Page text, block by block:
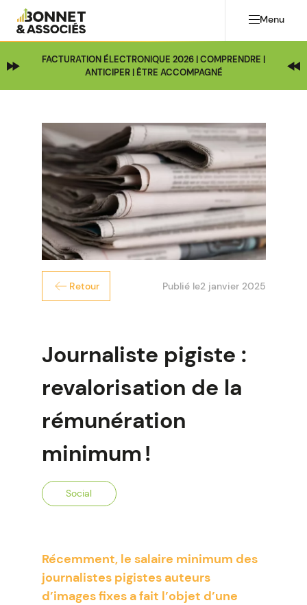
Menu
FACTURATION ÉLECTRONIQUE 2026 | COMPRENDRE |
ANTICIPER | ÊTRE ACCOMPAGNÉ
Retour Publié le2 janvier 2025
Journaliste pigiste :
revalorisation de la
rémunération
minimum !
Social
Récemment, le salaire minimum des
journalistes pigistes auteurs
d’images fixes a fait l’objet d’une